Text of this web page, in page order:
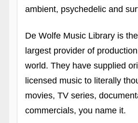
ambient, psychedelic and
De Wolfe Music Library is
largest provider of
world. They have supplied
licensed music to literally
movies, TV series,
commercials, you name it.